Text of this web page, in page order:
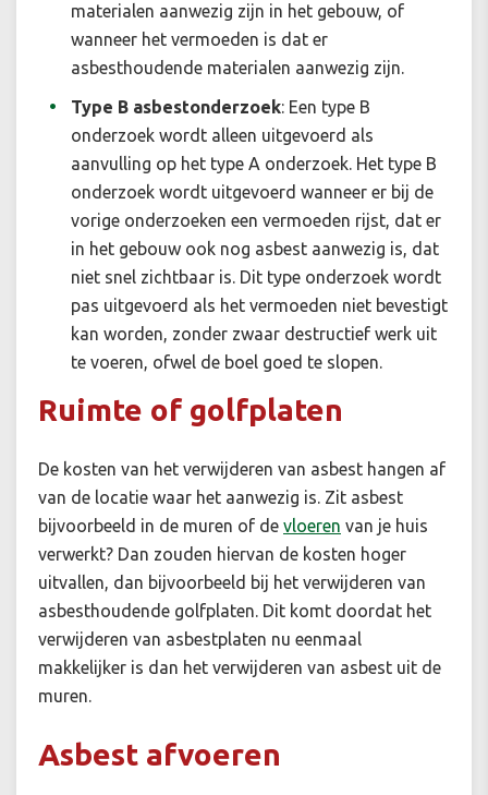
materialen aanwezig zijn in het gebouw, of
wanneer het vermoeden is dat er
asbesthoudende materialen aanwezig zijn.
Type B asbestonderzoek: Een type B
onderzoek wordt alleen uitgevoerd als
aanvulling op het type A onderzoek. Het type B
onderzoek wordt uitgevoerd wanneer er bij de
vorige onderzoeken een vermoeden rijst, dat er
in het gebouw ook nog asbest aanwezig is, dat
niet snel zichtbaar is. Dit type onderzoek wordt
pas uitgevoerd als het vermoeden niet bevestigt
kan worden, zonder zwaar destructief werk uit
te voeren, ofwel de boel goed te slopen.
Ruimte of golfplaten
De kosten van het verwijderen van asbest hangen af
van de locatie waar het aanwezig is. Zit asbest
bijvoorbeeld in de muren of de vloeren van je huis
verwerkt? Dan zouden hiervan de kosten hoger
uitvallen, dan bijvoorbeeld bij het verwijderen van
asbesthoudende golfplaten. Dit komt doordat het
verwijderen van asbestplaten nu eenmaal
makkelijker is dan het verwijderen van asbest uit de
muren.
Asbest afvoeren